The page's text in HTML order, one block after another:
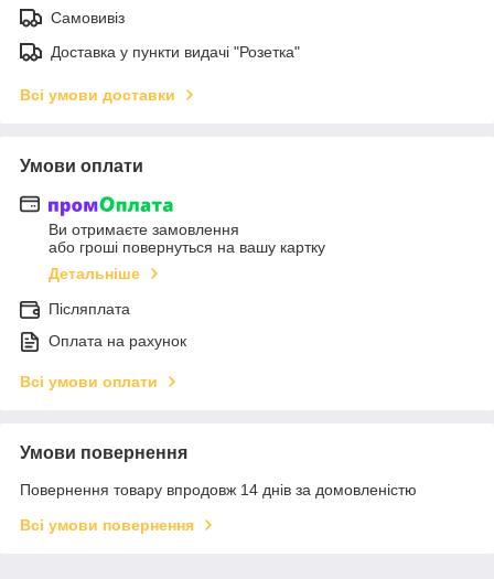
Самовивіз
Доставка у пункти видачі "Розетка"
Всі умови доставки
Умови оплати
Ви отримаєте замовлення
або гроші повернуться на вашу картку
Детальніше
Післяплата
Оплата на рахунок
Всі умови оплати
Умови повернення
Повернення товару впродовж 14 днів за домовленістю
Всі умови повернення